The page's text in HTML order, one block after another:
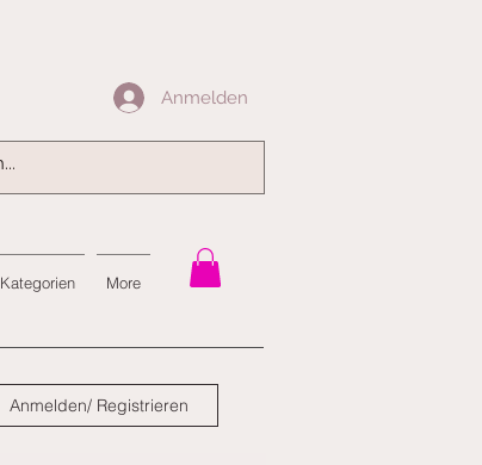
Anmelden
Kategorien More
Anmelden/ Registrieren